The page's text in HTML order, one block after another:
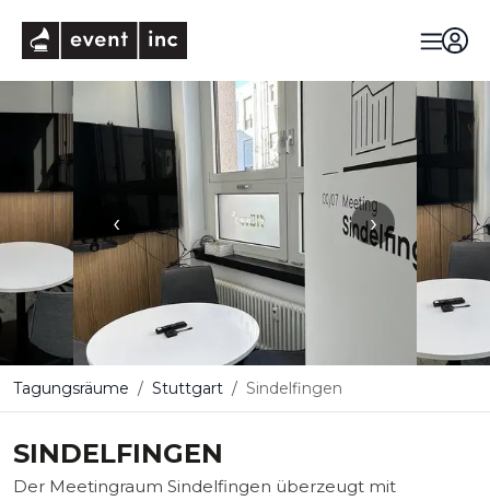
‹ ›
Tagungsräume Stuttgart Sindelfingen
SINDELFINGEN
Der Meetingraum Sindelfingen überzeugt mit